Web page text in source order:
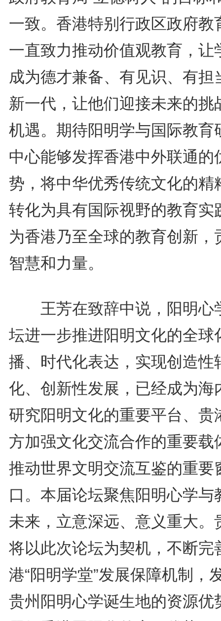
一致。香港特别行政区政府教
一直致力推动价值观教育，让
成为德才兼备、有见识、有担
新一代，让他们迎接未来的挑
机遇。期待阳明学与国际教育
中心能够发挥香港中外联通的
势，将中华优秀传统文化的精
转化为具有国际视野的教育实
为香港乃至全球的教育创新，
智慧和力量。
王芳在致辞中说，阳明心
坛进一步推进阳明文化的全球
播、时代化表达，实现创造性
化、创新性发展，已经成为海
研究阳明文化的重要平台、贵
方加强文化交流合作的重要载
推动世界文明交流互鉴的重要
口。本届论坛聚焦阳明心学与
未来，立意深远、意义重大。
将以此次论坛为契机，不断完
港“阳明学堂”发展保障机制，
贵州阳明心学诞生地的资源优